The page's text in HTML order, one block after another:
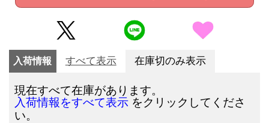
入荷情報 すべて表示 在庫切のみ表示
現在すべて在庫があります。
入荷情報をすべて表示 をクリックしてくださ
い。